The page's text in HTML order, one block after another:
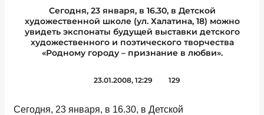
Сегодня, 23 января, в 16.30, в Детской
художественной школе (ул. Халатина, 18) можно
увидеть экспонаты будущей выставки детского
художественного и поэтического творчества
«Родному городу – признание в любви».
23.01.2008, 12:29 129
Сегодня, 23 января, в 16.30, в Детской